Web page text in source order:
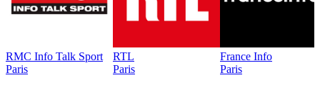
RMC Info Talk Sport
Paris
RTL
Paris
France Info
Paris